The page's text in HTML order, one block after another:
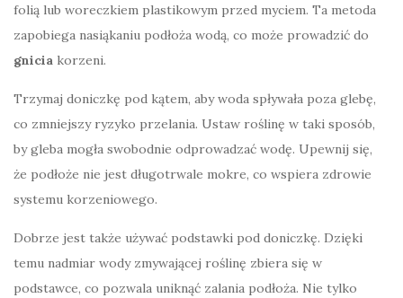
folią lub woreczkiem plastikowym przed myciem. Ta metoda
zapobiega nasiąkaniu podłoża wodą, co może prowadzić do
gnicia korzeni.
Trzymaj doniczkę pod kątem, aby woda spływała poza glebę,
co zmniejszy ryzyko przelania. Ustaw roślinę w taki sposób,
by gleba mogła swobodnie odprowadzać wodę. Upewnij się,
że podłoże nie jest długotrwale mokre, co wspiera zdrowie
systemu korzeniowego.
Dobrze jest także używać podstawki pod doniczkę. Dzięki
temu nadmiar wody zmywającej roślinę zbiera się w
podstawce, co pozwala uniknąć zalania podłoża. Nie tylko